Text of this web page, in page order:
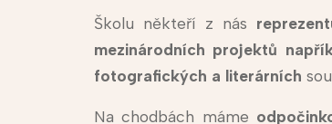
Školu někteří z nás
mezinárodních projektů
fotografických a literárních
Na chodbách máme